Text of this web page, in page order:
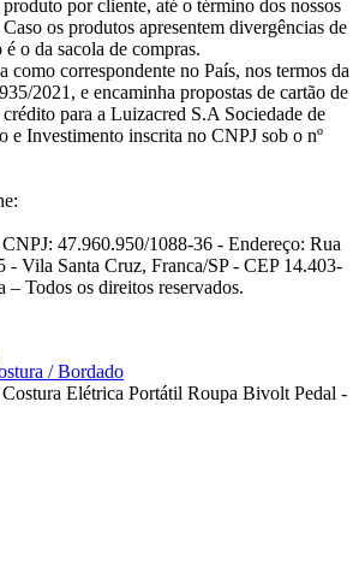
produto por cliente, até o término dos nossos
os produtos apresentem divergências de
o da sacola de compras.
como correspondente no País, nos termos da
2021, e encaminha propostas de cartão de
para a Luizacred S.A Sociedade de
e Investimento inscrita no CNPJ sob o nº
47.960.950/1088-36 - Endereço: Rua
Vila Santa Cruz, Franca/SP - CEP 14.403-
Todos os direitos reservados.
/ Bordado
Elétrica Portátil Roupa Bivolt Pedal -